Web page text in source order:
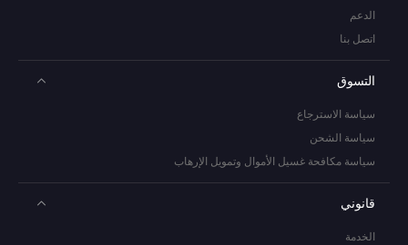
الدعم
اتصل بنا
التسوق
سياسة الاسترجاع
سياسة الشحن
سياسة مكافحة غسيل الأموال وتمويل الإرهاب
قانوني
الخدمة